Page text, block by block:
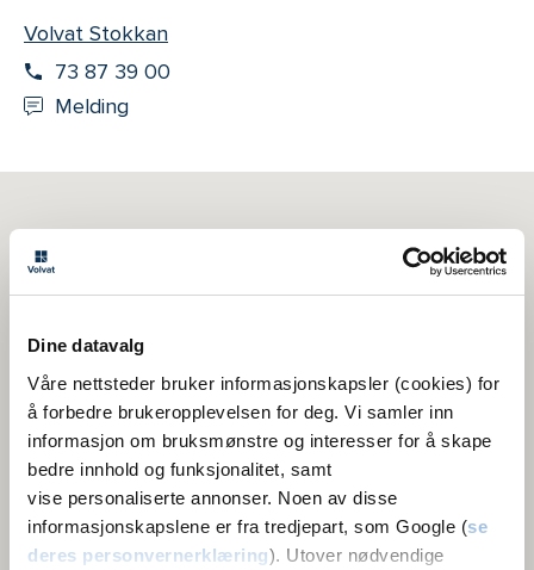
Dine datavalg
Våre nettsteder bruker informasjonskapsler (cookies) for
å forbedre brukeropplevelsen for deg. Vi samler inn
informasjon om bruksmønstre og interesser for å skape
bedre innhold og funksjonalitet, samt
vise personaliserte annonser. Noen av disse
informasjonskapslene er fra tredjepart, som Google (se
deres personvernerklæring). Utover nødvendige
Volvat Stokkan
73 87 39 00
Melding
5